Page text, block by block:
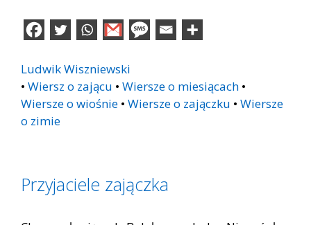
Ludwik Wiszniewski
• Wiersz o zającu • Wiersze o miesiącach •
Wiersze o wiośnie • Wiersze o zajączku • Wiersze
o zimie
Przyjaciele zajączka